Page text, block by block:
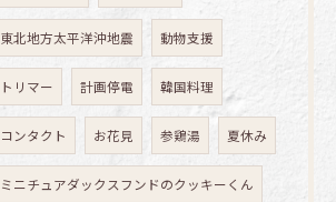
東北地方太平洋沖地震 動物支援
トリマー 計画停電 韓国料理
コンタクト お花見 参鶏湯 夏休み
ミニチュアダックスフンドのクッキーくん